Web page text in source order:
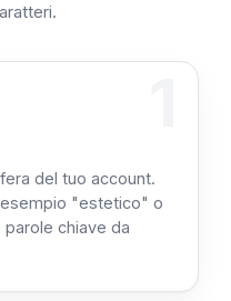
del tuo account.
"estetico" o
chiave da